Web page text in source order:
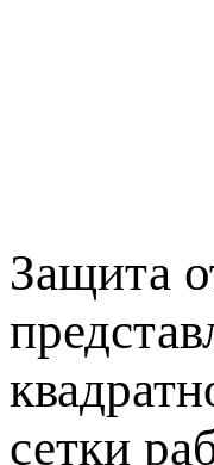
Защита
сетки